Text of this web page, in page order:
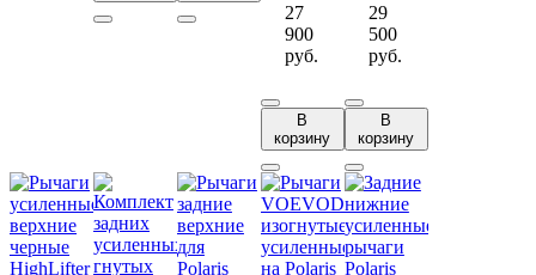
27
900
руб.
В
корзину
29
500
руб.
В
корзину